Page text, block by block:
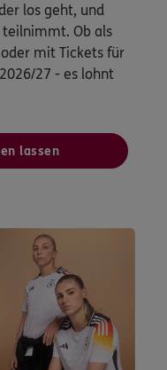
los geht, und
teilnimmt. Ob als
mit Tickets für
27 - es lohnt
lassen